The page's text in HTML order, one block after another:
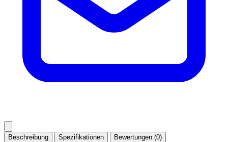
Beschreibung Spezifikationen Bewertungen (0)